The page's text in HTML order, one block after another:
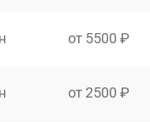
от 5500 ₽
от 2500 ₽